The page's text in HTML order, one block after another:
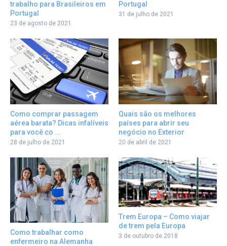
trabalho para Brasileiros em
Portugal
23 de agosto de 2021
Portugal
31 de julho de 2021
Como comprar passagem
aérea barata? Dicas infalíveis
para você co ...
28 de julho de 2021
Quais são os melhores
países para abrir seu
negócio no Exterior
20 de abril de 2021
Como trabalhar como
enfermeiro na Alemanha
Trem Europa – Como viajar
de trem pela Europa
3 de outubro de 2018